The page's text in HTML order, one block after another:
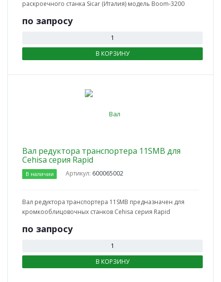
раскроечного станка Sicar (Италия) модель Вoom-3200
по запросу
В КОРЗИНУ
Вал редуктора транспортера 11SMB для
Cehisa серия Rapid
В наличии Артикул: 600065002
Вал редуктора транспортера 11SMB предназначен для
кромкооблицовочных станков Cehisa серия Rapid
по запросу
В КОРЗИНУ